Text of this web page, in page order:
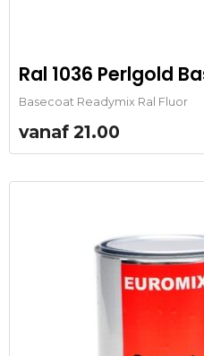
Ral 1036 Perlgold
Basecoat Readymix Ral Fluor
vanaf 21.00